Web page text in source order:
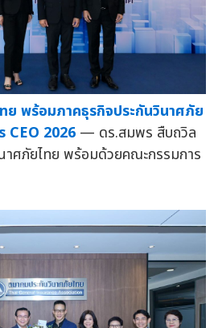
ย พร้อมภาคธุรกิจประกันวินาศภัย
CEO 2026 — ดร.สมพร สืบถวิล
าศภัยไทย พร้อมด้วยคณะกรรมการ